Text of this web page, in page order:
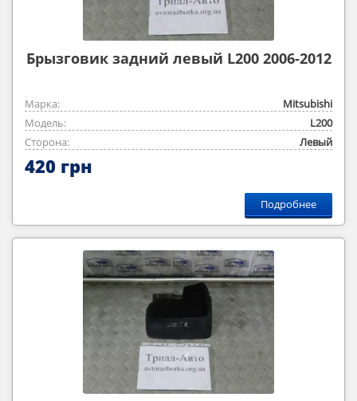
Брызговик задний левый L200 2006-2012
Марка:
Mitsubishi
Модель:
L200
Сторона:
Левый
420 грн
Подробнее